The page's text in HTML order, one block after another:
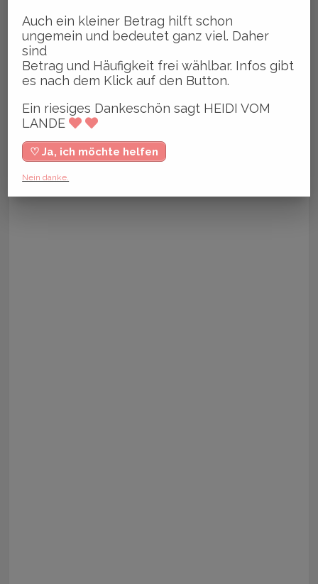
Auch ein kleiner Betrag hilft schon
ungemein und bedeutet ganz viel. Daher
sind
Betrag und Häufigkeit frei wählbar. Infos gibt
es nach dem Klick auf den Button.
Ein riesiges Dankeschön sagt HEIDI VOM
LANDE
♡ Ja, ich möchte helfen
Nein danke.